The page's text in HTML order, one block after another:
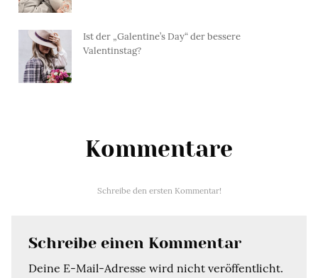
Ist der „Galentine’s Day“ der bessere
Valentinstag?
Kommentare
Schreibe den ersten Kommentar!
Schreibe einen Kommentar
Deine E-Mail-Adresse wird nicht veröffentlicht.